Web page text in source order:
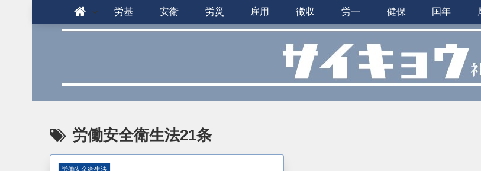
労基 安衛 労災 雇用 徴収 労一 健保 国年
労働安全衛生法21条
労働安全衛生法